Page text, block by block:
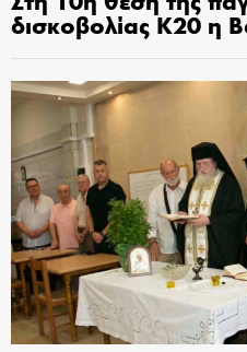
δισκοβολίας Κ20 η